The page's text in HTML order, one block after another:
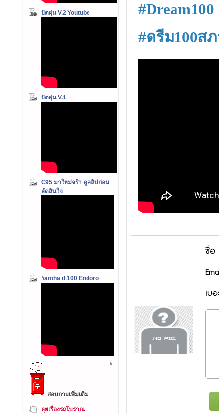
ปัดฝุ่น V.2 Youtube
ปัดฝุ่น V.1
C95 มาใหม่จร้า ดูคลิปก่อน
ตัดสินใจ
Yamha dt100 Endoro
สอบถามเพิ่มเติม
คุยเรื่องรถโบราณ
#Dream100
#ดรีม100ส
ชื่อ
เบ